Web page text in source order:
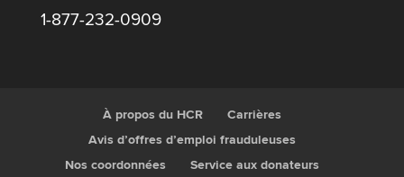
1-877-232-0909
À propos du HCR
Carrières
Avis d’offres d’emploi frauduleuses
Nos coordonnées
Service aux donateurs